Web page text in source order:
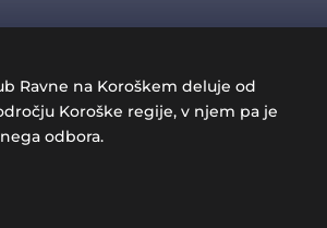
Ravne na Koroškem deluje od
Koroške regije, v njem pa je
odbora.